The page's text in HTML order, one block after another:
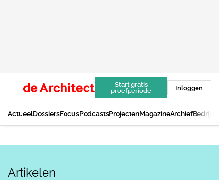
Start gratis
proefperiode
Inloggen
ActueelDossiersFocusPodcastsProjectenMagazineArchief
Artikelen